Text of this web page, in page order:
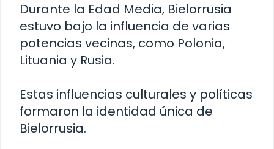
Durante la Edad Media, Bielorrusia
estuvo bajo la influencia de varias
potencias vecinas, como Polonia,
Lituania y Rusia.
Estas influencias culturales y políticas
formaron la identidad única de
Bielorrusia.